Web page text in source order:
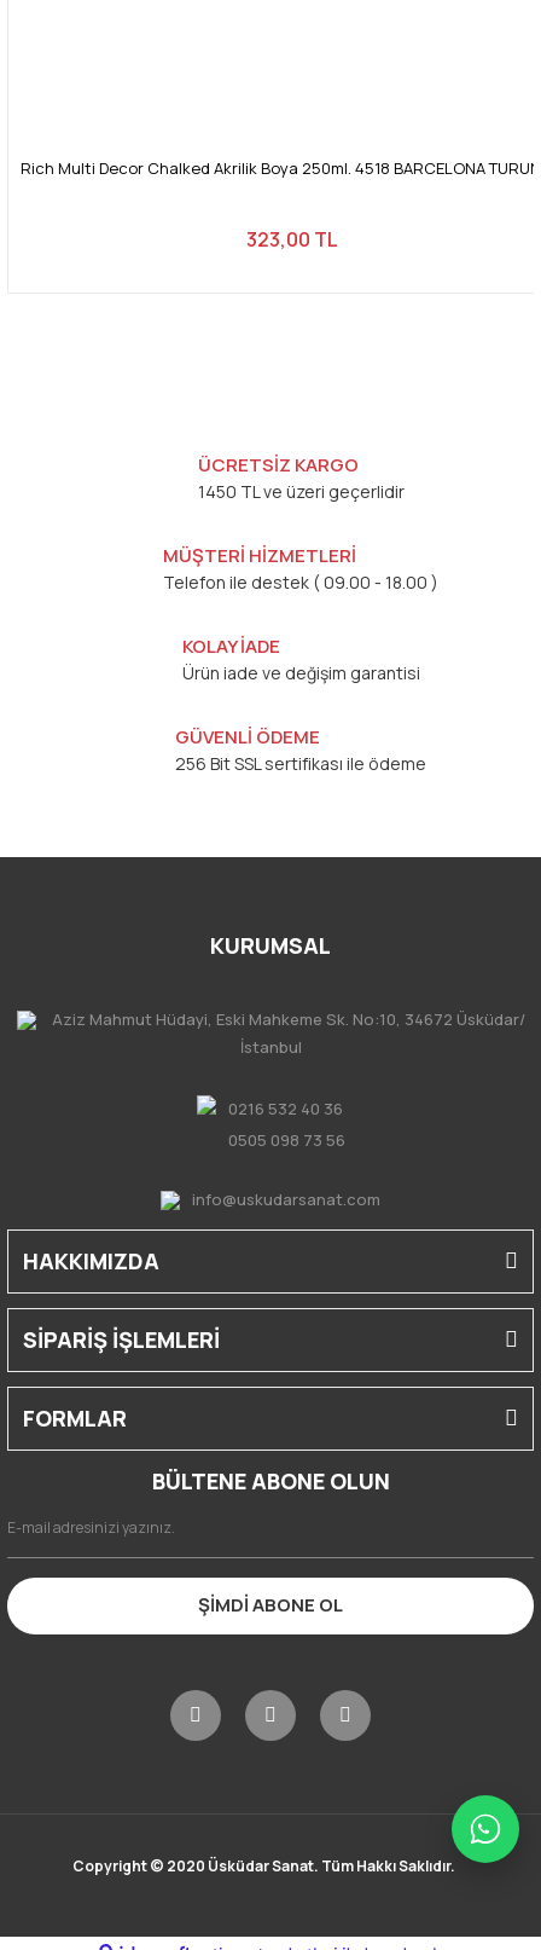
Rich Multi Decor Chalked Akrilik Boya 250ml. 4518 BARCELONA
323,00 TL
ÜCRETSİZ KARGO
1450 TL ve üzeri geçerlidir
MÜŞTERİ HİZMETLERİ
Telefon ile destek ( 09.00 - 18.00 )
KOLAY İADE
Ürün iade ve değişim garantisi
GÜVENLİ ÖDEME
256 Bit SSL sertifikası ile ödeme
KURUMSAL
Aziz Mahmut Hüdayi, Eski Mahkeme Sk. No:10, 34672 Üsküdar/
İstanbul
0216 532 40 36
0505 098 73 56
info@uskudarsanat.com
HAKKIMIZDA
SİPARİŞ İŞLEMLERİ
FORMLAR
BÜLTENE ABONE OLUN
ŞİMDİ ABONE OL
Copyright © 2020 Üsküdar Sanat. Tüm Hakkı Saklıdır.